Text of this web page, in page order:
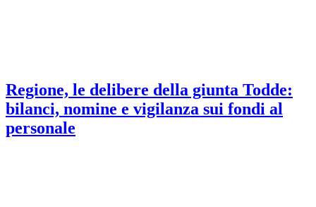
Regione, le delibere della giunta Todde:
bilanci, nomine e vigilanza sui fondi al
personale